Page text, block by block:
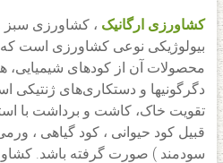
کشاورزی ارگانیک ، کشاورزی سبز
بیولوژیکی نوعی کشاورزی است که
محصولات آن از کودهای
دگرگونیها و دستکاری‌های ژنتیکی
تقویت خاک، کاشت و برداشت با
قبیل کود حیوانی ، کود گیاهی ،
سودمند ) صورت گرفته باشد.